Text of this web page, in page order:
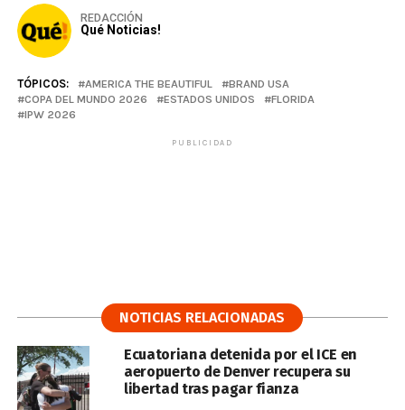
REDACCIÓN
Qué Noticias!
TÓPICOS: AMERICA THE BEAUTIFUL
BRAND USA
COPA DEL MUNDO 2026
ESTADOS UNIDOS
FLORIDA
IPW 2026
PUBLICIDAD
NOTICIAS RELACIONADAS
Ecuatoriana detenida por el ICE en
aeropuerto de Denver recupera su
libertad tras pagar fianza